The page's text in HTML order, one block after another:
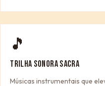
🎵
TRILHA SONORA SACRA
Músicas instrumentais que